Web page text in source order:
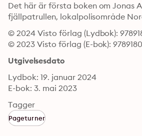
Det här är första boken om Jonas
fjällpatrullen, l­okalpolisområde
© 2024 Visto förlag (Lydbok):
© 2023 Visto förlag (E-bok):
Utgivelsesdato
Lydbok: 19. januar 2024
E-bok: 3. mai 2023
Tagger
Pageturner